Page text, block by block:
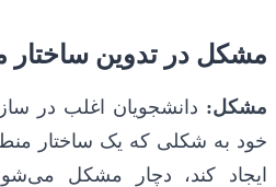
مشکل در تدوین
مشکل: دانشجویان اغلب در
خود به شکلی که یک ساختار
ایجاد کند، دچار مشکل